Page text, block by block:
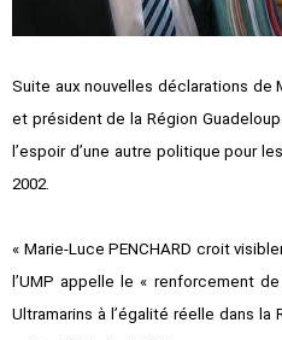
Suite aux nouvelles déclarations de
et président de la Région
l’espoir d’une autre politique pour
2002.
« Marie-Luce PENCHARD croit
l’UMP appelle le « renforcement
Ultramarins à l’égalité réelle dans